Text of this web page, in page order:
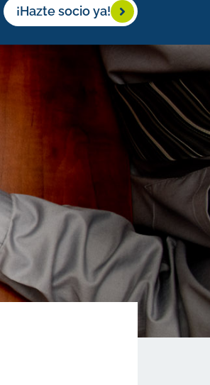
¡Hazte socio ya!